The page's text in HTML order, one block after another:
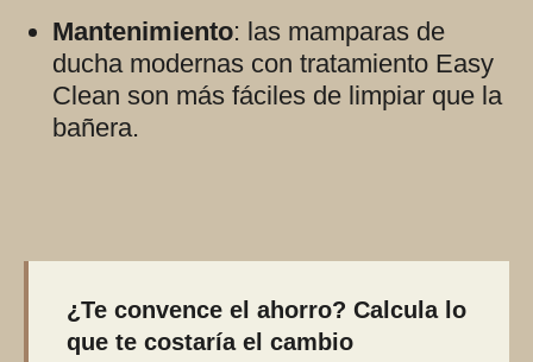
Mantenimiento: las mamparas de
ducha modernas con tratamiento Easy
Clean son más fáciles de limpiar que la
bañera.
¿Te convence el ahorro? Calcula lo
que te costaría el cambio